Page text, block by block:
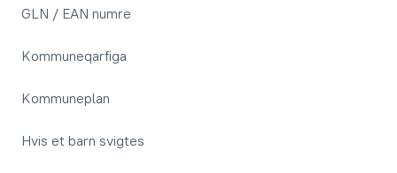
GLN / EAN numre
Kommuneqarfiga
Kommuneplan
Hvis et barn svigtes